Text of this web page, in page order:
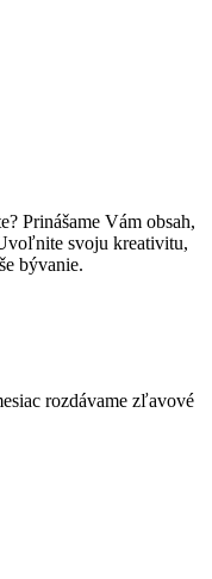
Prinášame Vám obsah,
svoju kreativitu,
bývanie.
rozdávame zľavové